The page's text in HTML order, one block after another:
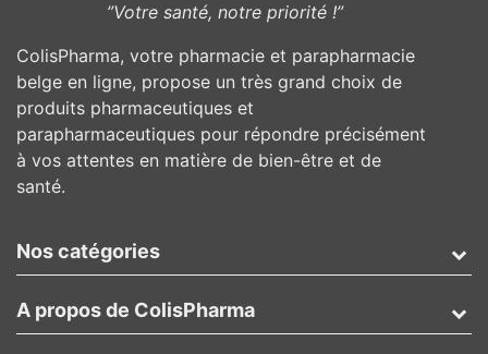
”Votre santé, notre priorité !”
ColisPharma, votre pharmacie et parapharmacie
belge en ligne, propose un très grand choix de
produits pharmaceutiques et
parapharmaceutiques pour répondre précisément
à vos attentes en matière de bien-être et de
santé.
Nos catégories
A propos de ColisPharma